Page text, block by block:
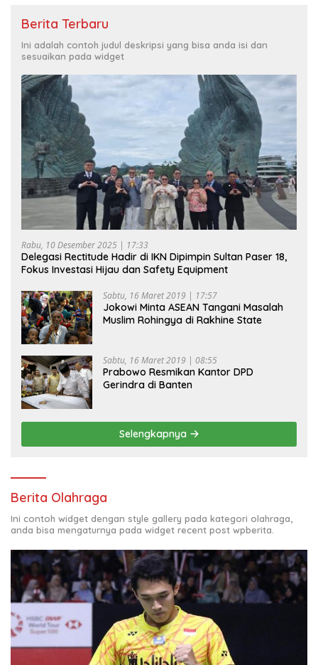
Berita Terbaru
Ini adalah contoh judul deskripsi yang bisa anda isi dan
sesuaikan pada widget
Rabu, 10 Desember 2025 | 17:33
Delegasi Rectitude Hadir di IKN Dipimpin Sultan Paser 18,
Fokus Investasi Hijau dan Safety Equipment
Sabtu, 16 Maret 2019 | 17:57
Jokowi Minta ASEAN Tangani Masalah
Muslim Rohingya di Rakhine State
Sabtu, 16 Maret 2019 | 08:55
Prabowo Resmikan Kantor DPD
Gerindra di Banten
Selengkapnya
Berita Olahraga
Ini contoh widget dengan style gallery pada kategori olahraga,
anda bisa mengaturnya pada widget recent post wpberita.